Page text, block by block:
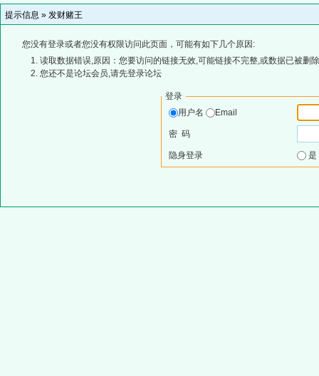
提示信息 » 发财赌王
您没有登录或者您没有权限访问此页面，可能有如下几个原因:
读取数据错误,原因：您要访问的链接无效,可能链接不完整,或数据已被删
您还不是论坛会员,请先登录论坛
登录
用户名
Email
密 码
隐身登录